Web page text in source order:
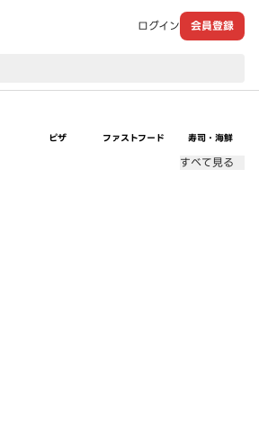
ログイン 会員登録
ピザ ファストフード 寿司・海鮮
すべて見る